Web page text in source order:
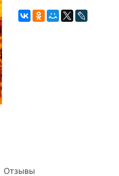
Отзывы